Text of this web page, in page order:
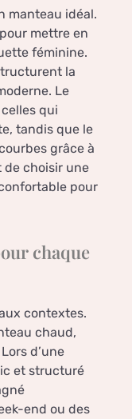
manteau idéal.
mettre en
féminine.
la
Le
qui
tandis que le
grâce à
de choisir une
pour
chaque
contextes.
chaud,
d’une
et structuré
end ou des